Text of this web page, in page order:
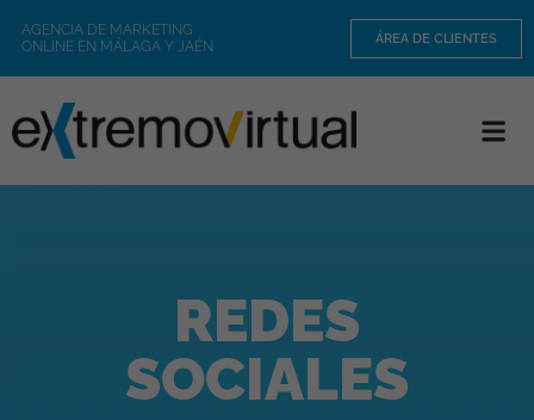
AGENCIA DE MARKETING
ONLINE EN MÁLAGA Y JAÉN
ÁREA DE CLIENTES
REDES
SOCIALES